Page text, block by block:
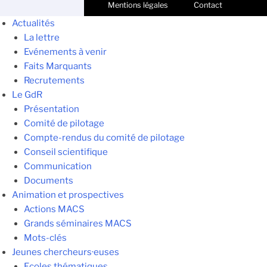
Mentions légales Contact
Actualités
La lettre
Evénements à venir
Faits Marquants
Recrutements
Le GdR
Présentation
Comité de pilotage
Compte-rendus du comité de pilotage
Conseil scientifique
Communication
Documents
Animation et prospectives
Actions MACS
Grands séminaires MACS
Mots-clés
Jeunes chercheurs·euses